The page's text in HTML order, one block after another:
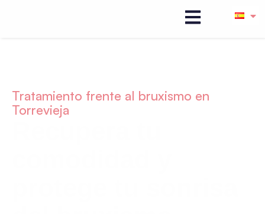
Tratamiento frente al bruxismo en
Torrevieja